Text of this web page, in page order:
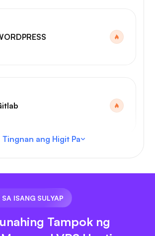
Code
Tingnan ang Higit Pa
ISANG SULYAP
Tampok ng